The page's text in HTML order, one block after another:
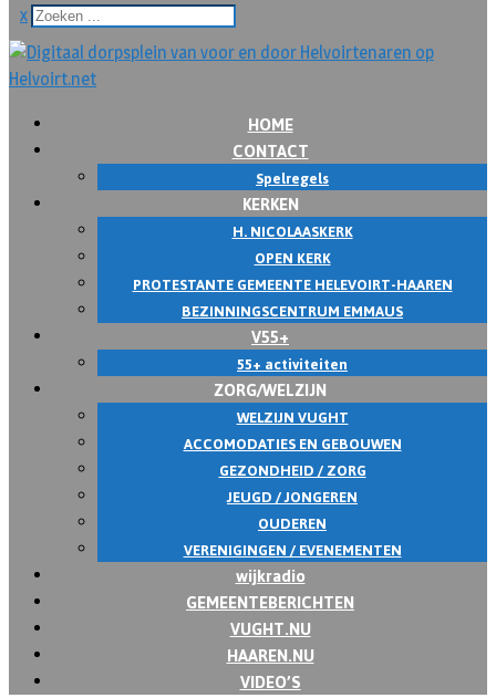
x
HOME
CONTACT
Spelregels
KERKEN
H. NICOLAASKERK
OPEN KERK
PROTESTANTE GEMEENTE HELEVOIRT-HAAREN
BEZINNINGSCENTRUM EMMAUS
V55+
55+ activiteiten
ZORG/WELZIJN
WELZIJN VUGHT
ACCOMODATIES EN GEBOUWEN
GEZONDHEID / ZORG
JEUGD / JONGEREN
OUDEREN
VERENIGINGEN / EVENEMENTEN
wijkradio
GEMEENTEBERICHTEN
VUGHT.NU
HAAREN.NU
VIDEO’S